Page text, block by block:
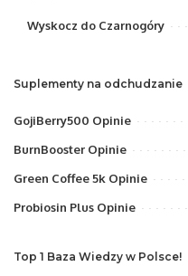
Wyskocz do Czarnogóry
Suplementy na odchudzanie
GojiBerry500 Opinie
BurnBooster Opinie
Green Coffee 5k Opinie
Probiosin Plus Opinie
Top 1 Baza Wiedzy w Polsce!